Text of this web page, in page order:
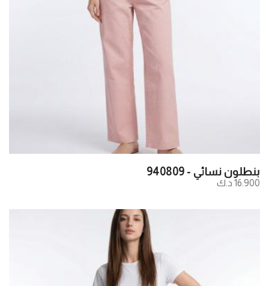
بنطلون نسائي - 940809
16.900 د.ك